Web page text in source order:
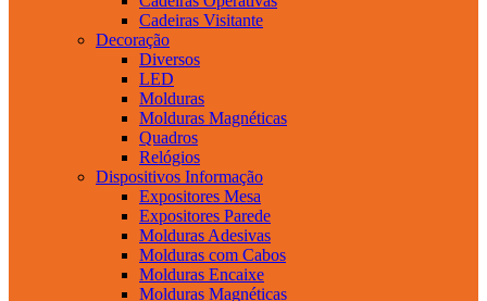
Cadeiras Visitante
Decoração
Diversos
LED
Molduras
Molduras Magnéticas
Quadros
Relógios
Dispositivos Informação
Expositores Mesa
Expositores Parede
Molduras Adesivas
Molduras com Cabos
Molduras Encaixe
Molduras Magnéticas